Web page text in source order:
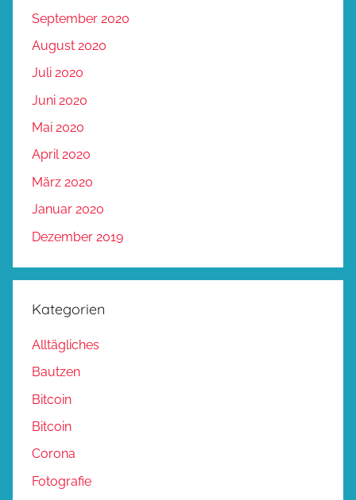
September 2020
August 2020
Juli 2020
Juni 2020
Mai 2020
April 2020
März 2020
Januar 2020
Dezember 2019
Kategorien
Alltägliches
Bautzen
Bitcoin
Bitcoin
Corona
Fotografie